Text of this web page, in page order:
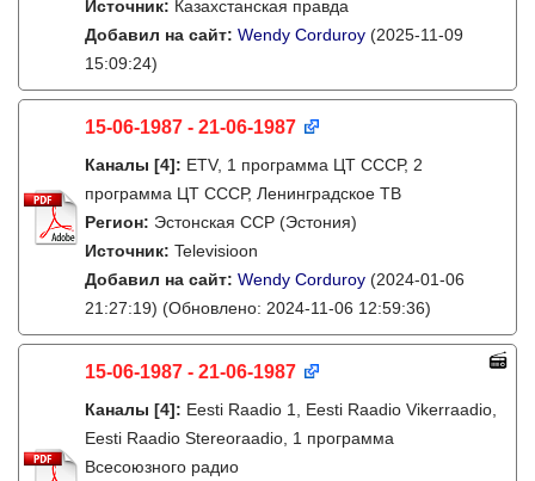
Источник: Казахстанская правда
Добавил на сайт: Wendy Corduroy (2025-11-09
15:09:24)
15-06-1987 - 21-06-1987
Каналы [4]: ETV, 1 программа ЦТ СССР, 2
программа ЦТ СССР, Ленинградское ТВ
Регион: Эстонская ССР (Эстония)
Источник: Televisioon
Добавил на сайт: Wendy Corduroy (2024-01-06
21:27:19) (Обновлено: 2024-11-06 12:59:36)
15-06-1987 - 21-06-1987
Каналы [4]: Eesti Raadio 1, Eesti Raadio Vikerraadio,
Eesti Raadio Stereoraadio, 1 программа
Всесоюзного радио